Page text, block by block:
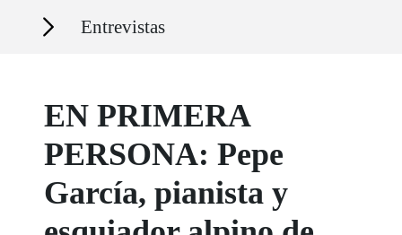
Secciones Entrevistas
EN PRIMERA
PERSONA: Pepe
García, pianista y